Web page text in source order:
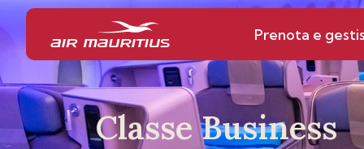
Prenota e
Classe Business